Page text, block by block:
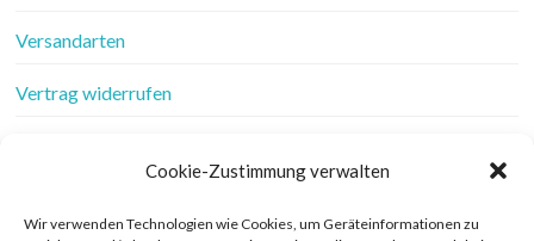
Cookie-Zustimmung verwalten
Wir verwenden Technologien wie Cookies, um Geräteinformationen zu
Versandarten
Vertrag widerrufen